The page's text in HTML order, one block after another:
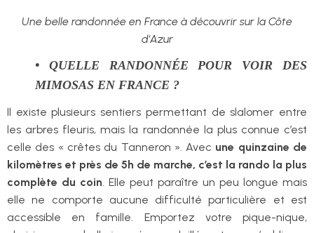
Une belle randonnée en France à découvrir sur la Côte
d’Azur
• QUELLE RANDONNÉE POUR VOIR DES
MIMOSAS EN FRANCE ?
Il existe plusieurs sentiers permettant de slalomer entre
les arbres fleuris, mais la randonnée la plus connue c’est
celle des « crêtes du Tanneron ». Avec une quinzaine de
kilomètres et près de 5h de marche, c’est la rando la plus
complète du coin . Elle peut paraître un peu longue mais
elle ne comporte aucune difficulté particulière et est
accessible en famille. Emportez votre pique-nique,